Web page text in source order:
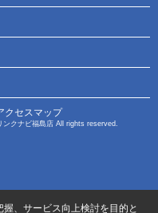
クセスマップ
ナビ福島店 All rights reserved.
、サービス向上検討を目的と